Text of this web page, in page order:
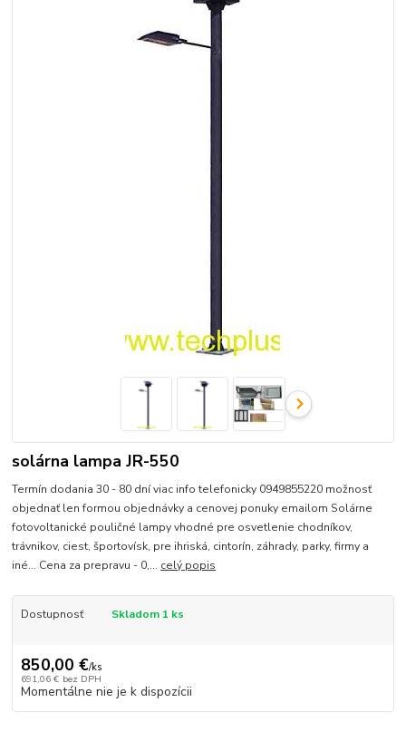
solárna lampa JR-550
Termín dodania 30 - 80 dní viac info telefonicky 0949855220 možnosť
objednať len formou objednávky a cenovej ponuky emailom Solárne
fotovoltanické pouličné lampy vhodné pre osvetlenie chodníkov,
trávnikov, ciest, športovísk, pre ihriská, cintorín, záhrady, parky, firmy a
iné... Cena za prepravu - 0,... celý popis
Dostupnosť Skladom 1 ks
850,00 €/ks
691,06 € bez DPH
Momentálne nie je k dispozícii